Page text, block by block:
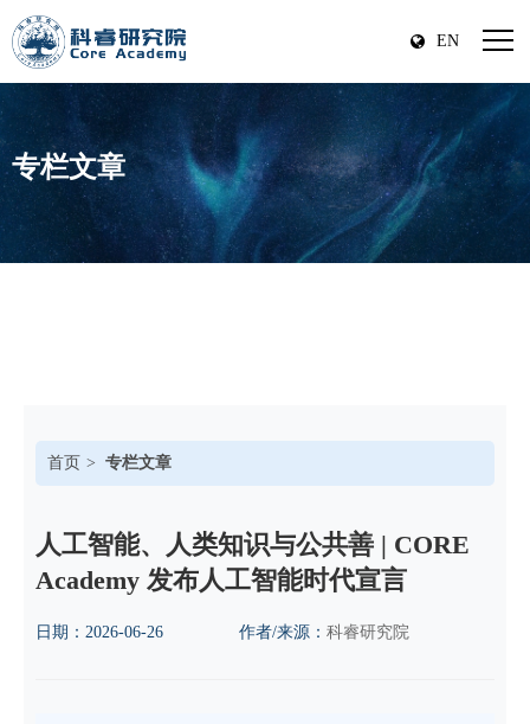
EN
专栏文章
首页 专栏文章
人工智能、人类知识与公共善 | CORE
Academy 发布人工智能时代宣言
日期： 2026-06-26 作者/来源： 科睿研究院